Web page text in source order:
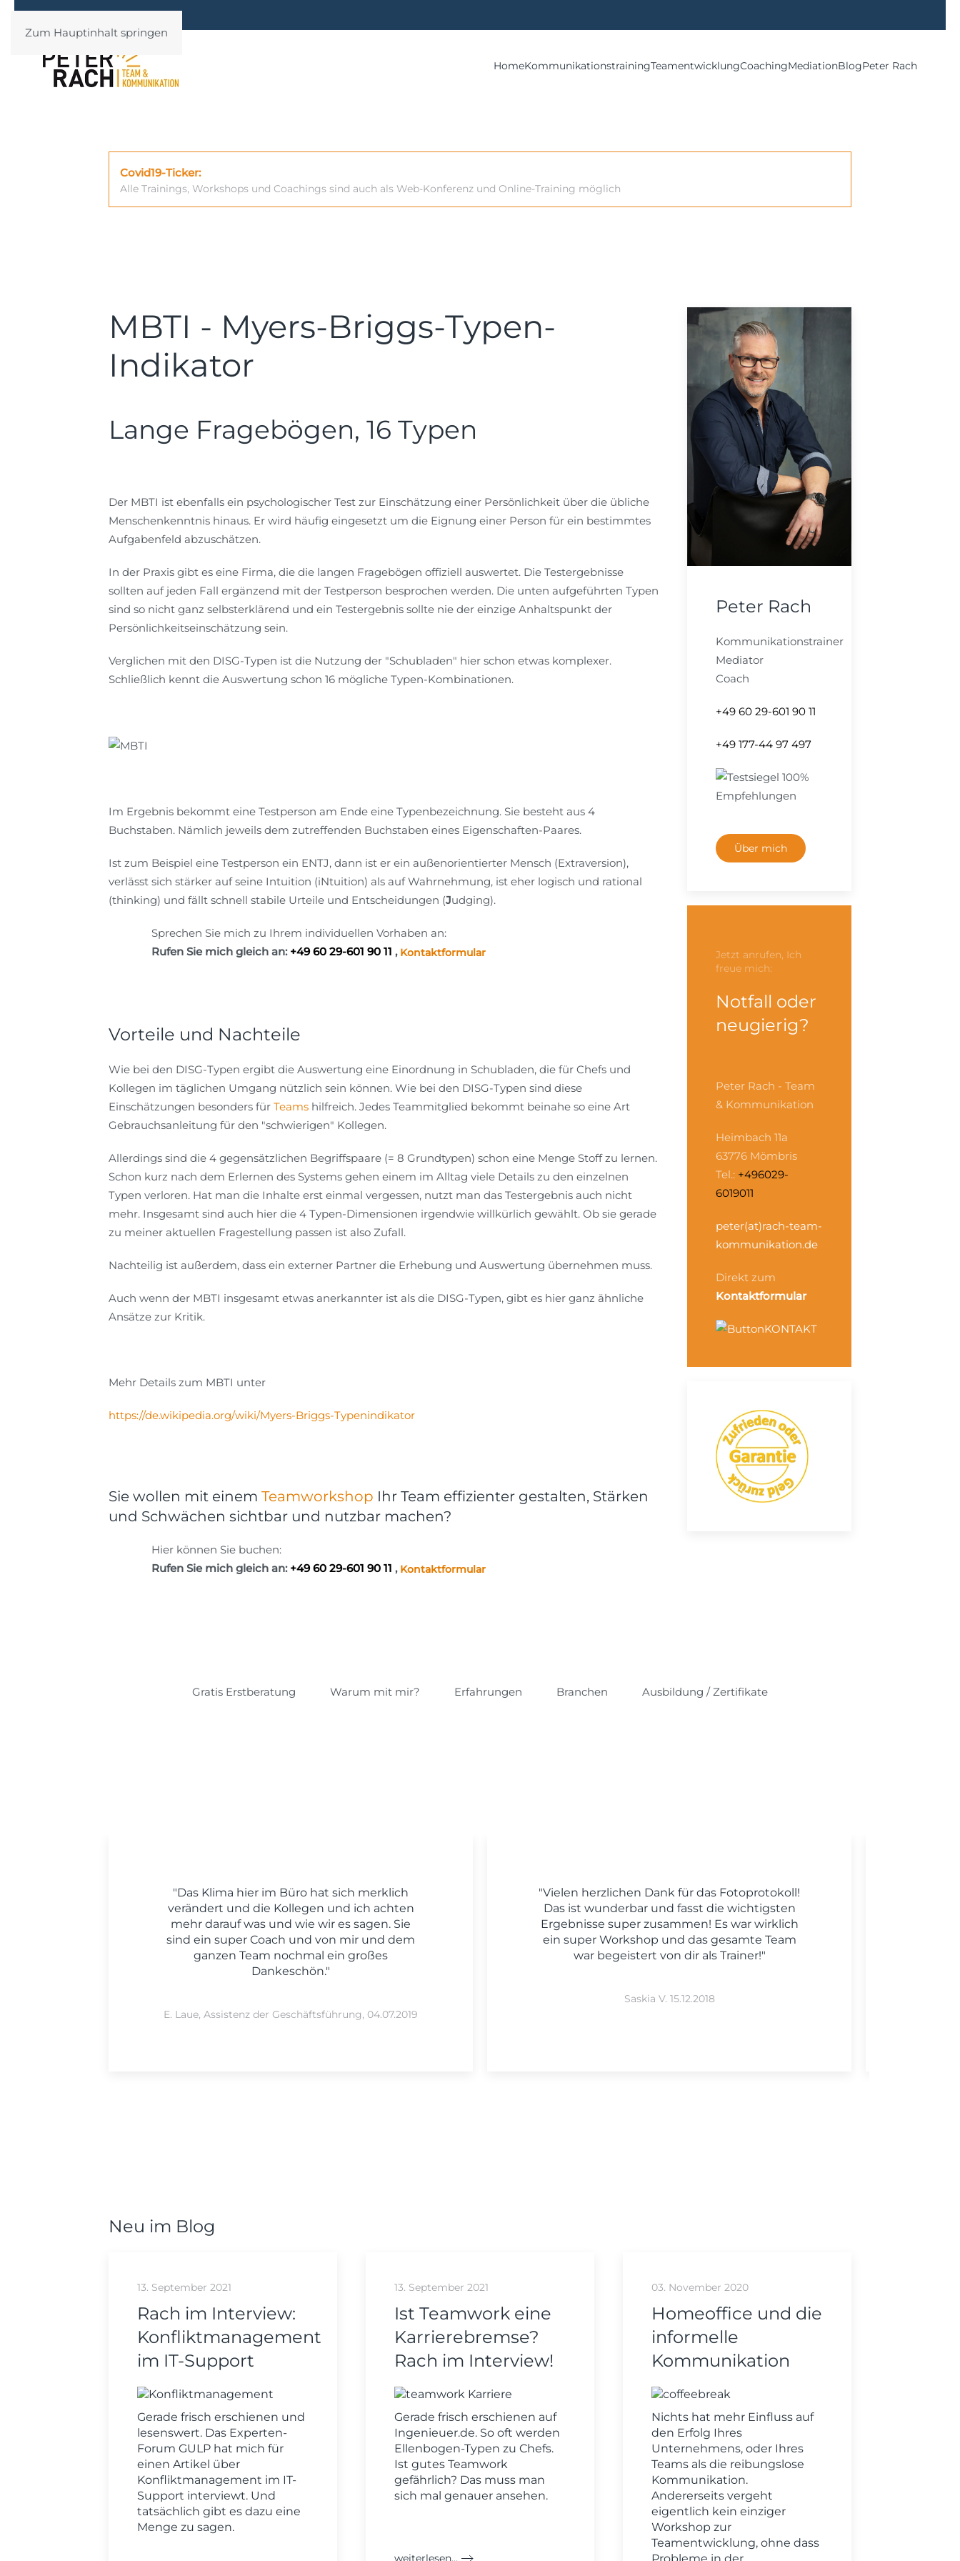
Zum Hauptinhalt springen
HomeKommunikationstrainingTeamentwicklungCoachingMediationBlogPeter Rach
Covid19-Ticker:
Alle Trainings, Workshops und Coachings sind auch als Web-Konferenz und Online-Training möglich
MBTI - Myers-Briggs-Typen-
Indikator
Lange Fragebögen, 16 Typen
Der MBTI ist ebenfalls ein psychologischer Test zur Einschätzung einer Persönlichkeit über die übliche
Menschenkenntnis hinaus. Er wird häufig eingesetzt um die Eignung einer Person für ein bestimmtes
Aufgabenfeld abzuschätzen.
In der Praxis gibt es eine Firma, die die langen Fragebögen offiziell auswertet. Die Testergebnisse
sollten auf jeden Fall ergänzend mit der Testperson besprochen werden. Die unten aufgeführten Typen
sind so nicht ganz selbsterklärend und ein Testergebnis sollte nie der einzige Anhaltspunkt der
Persönlichkeitseinschätzung sein.
Verglichen mit den DISG-Typen ist die Nutzung der "Schubladen" hier schon etwas komplexer.
Schließlich kennt die Auswertung schon 16 mögliche Typen-Kombinationen.
Im Ergebnis bekommt eine Testperson am Ende eine Typenbezeichnung. Sie besteht aus 4
Buchstaben. Nämlich jeweils dem zutreffenden Buchstaben eines Eigenschaften-Paares.
Ist zum Beispiel eine Testperson ein ENTJ, dann ist er ein außenorientierter Mensch (Extraversion),
verlässt sich stärker auf seine Intuition (iNtuition) als auf Wahrnehmung, ist eher logisch und rational
(thinking) und fällt schnell stabile Urteile und Entscheidungen (Judging).
Sprechen Sie mich zu Ihrem individuellen Vorhaben an:
Rufen Sie mich gleich an: +49 60 29-601 90 11 , Kontaktformular
Vorteile und Nachteile
Wie bei den DISG-Typen ergibt die Auswertung eine Einordnung in Schubladen, die für Chefs und
Kollegen im täglichen Umgang nützlich sein können. Wie bei den DISG-Typen sind diese
Einschätzungen besonders für Teams hilfreich. Jedes Teammitglied bekommt beinahe so eine Art
Gebrauchsanleitung für den "schwierigen" Kollegen.
Allerdings sind die 4 gegensätzlichen Begriffspaare (= 8 Grundtypen) schon eine Menge Stoff zu lernen.
Schon kurz nach dem Erlernen des Systems gehen einem im Alltag viele Details zu den einzelnen
Typen verloren. Hat man die Inhalte erst einmal vergessen, nutzt man das Testergebnis auch nicht
mehr. Insgesamt sind auch hier die 4 Typen-Dimensionen irgendwie willkürlich gewählt. Ob sie gerade
zu meiner aktuellen Fragestellung passen ist also Zufall.
Nachteilig ist außerdem, dass ein externer Partner die Erhebung und Auswertung übernehmen muss.
Auch wenn der MBTI insgesamt etwas anerkannter ist als die DISG-Typen, gibt es hier ganz ähnliche
Ansätze zur Kritik.
Mehr Details zum MBTI unter
https://de.wikipedia.org/wiki/Myers-Briggs-Typenindikator
Sie wollen mit einem Teamworkshop Ihr Team effizienter gestalten, Stärken
und Schwächen sichtbar und nutzbar machen?
Hier können Sie buchen:
Rufen Sie mich gleich an: +49 60 29-601 90 11 , Kontaktformular
Peter Rach
Kommunikationstrainer
Mediator
Coach
+49 60 29-601 90 11
+49 177-44 97 497
Über mich
Jetzt anrufen, Ich
freue mich:
Notfall oder
neugierig?
Peter Rach - Team
& Kommunikation
Heimbach 11a
63776 Mömbris
Tel.: +496029-
6019011
peter(at)rach-team-
kommunikation.de
Direkt zum
Kontaktformular
Gratis Erstberatung Warum mit mir? Erfahrungen Branchen Ausbildung / Zertifikate
"Das Klima hier im Büro hat sich merklich
verändert und die Kollegen und ich achten
mehr darauf was und wie wir es sagen. Sie
sind ein super Coach und von mir und dem
ganzen Team nochmal ein großes
Dankeschön."
E. Laue, Assistenz der Geschäftsführung, 04.07.2019
"Vielen herzlichen Dank für das Fotoprotokoll!
Das ist wunderbar und fasst die wichtigsten
Ergebnisse super zusammen! Es war wirklich
ein super Workshop und das gesamte Team
war begeistert von dir als Trainer!"
Saskia V. 15.12.2018
Neu im Blog
13. September 2021
Rach im Interview:
Konfliktmanagement
im IT-Support
Gerade frisch erschienen und
lesenswert. Das Experten-
Forum GULP hat mich für
einen Artikel über
Konfliktmanagement im IT-
Support interviewt. Und
tatsächlich gibt es dazu eine
Menge zu sagen.
13. September 2021
Ist Teamwork eine
Karrierebremse?
Rach im Interview!
Gerade frisch erschienen auf
Ingenieuer.de. So oft werden
Ellenbogen-Typen zu Chefs.
Ist gutes Teamwork
gefährlich? Das muss man
sich mal genauer ansehen.
weiterlesen...
03. November 2020
Homeoffice und die
informelle
Kommunikation
Nichts hat mehr Einfluss auf
den Erfolg Ihres
Unternehmens, oder Ihres
Teams als die reibungslose
Kommunikation.
Andererseits vergeht
eigentlich kein einziger
Workshop zur
Teamentwicklung, ohne dass